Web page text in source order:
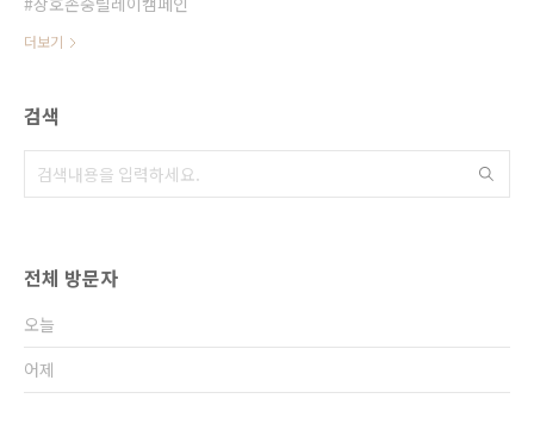
더보기
검색
전체 방문자
오늘
어제